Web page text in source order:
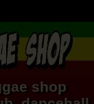
shop